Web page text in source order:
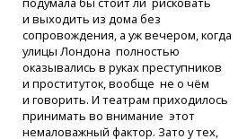
и выходить из дома без
сопровождения, а уж вечером, когда
улицы Лондона полностью
оказывались в руках преступников
и проституток, вообще не о чём
и говорить. И театрам приходилось
принимать во внимание этот
немаловажный фактор. Зато у тех,